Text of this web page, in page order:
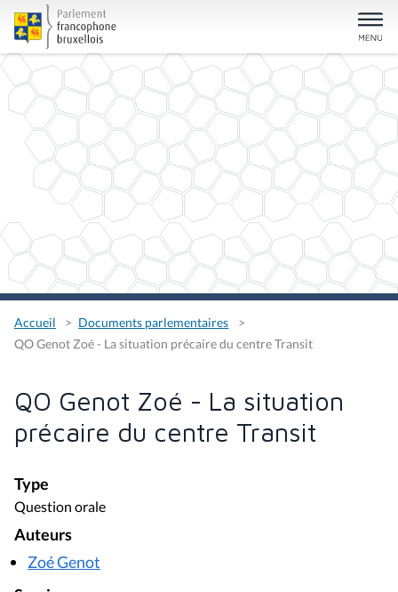
Accueil
Documents parlementaires
QO Genot Zoé - La situation précaire du centre Transit
QO Genot Zoé - La situation
précaire du centre Transit
Type
Question orale
Auteurs
Zoé Genot